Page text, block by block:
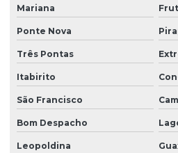
Mariana
Ponte Nova
Três Pontas
Itabirito
São Francisco
Bom Despacho
Leopoldina